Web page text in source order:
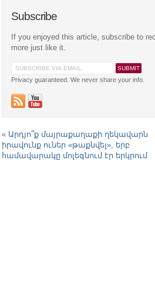
Subscribe
If you enjoyed this article, subscribe to
more just like it.
Privacy guaranteed. We never share your info.
« Արդյո՞ք մայրաքաղաքի ղեկավարն
իրավունք ուներ «թաքնվել», երբ
համավարակը մոլեգնում էր երկրում